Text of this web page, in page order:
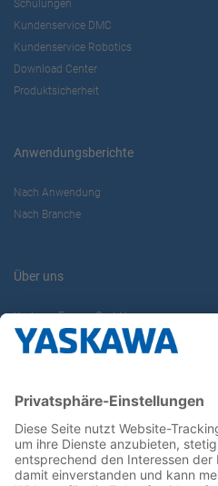
Schulungen
Kundenservice DMC
Kundenservice Robotics
Download Center
Produktsicherheit
Anwendungsberichte
Nach Anwendung
Nach Branche
Über uns
Yaskawa Europe GmbH
Karriere
Newsletter